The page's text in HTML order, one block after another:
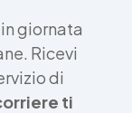
giornata
Ricevi
di
ti